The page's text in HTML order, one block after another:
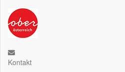
Kontakt